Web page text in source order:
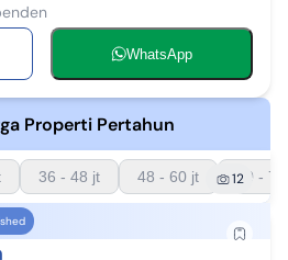
WhatsApp
Properti Pertahun
36 - 48 jt 48 - 60 jt 60 -
12